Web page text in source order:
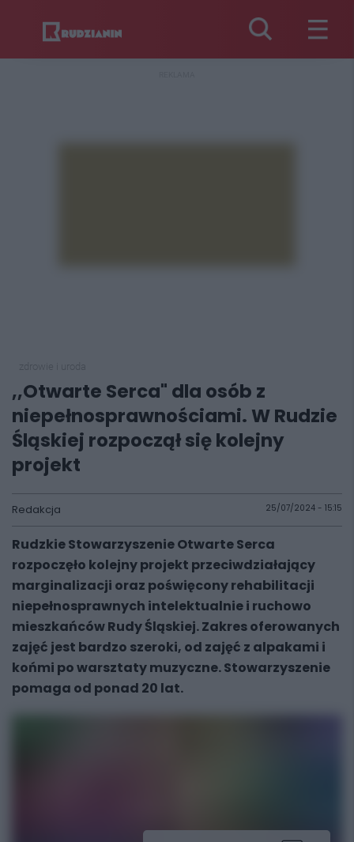
,,Otwarte Serca" dla osób z
niepełnosprawnościami. W Rudzie
Śląskiej rozpoczął się kolejny
projekt
Redakcja 25/07/2024 - 15:15
Rudzkie Stowarzyszenie Otwarte Serca
rozpoczęło kolejny projekt przeciwdziałający
marginalizacji oraz poświęcony rehabilitacji
niepełnosprawnych intelektualnie i ruchowo
mieszkańców Rudy Śląskiej. Zakres oferowanych
zajęć jest bardzo szeroki, od zajęć z alpakami i
końmi po warsztaty muzyczne. Stowarzyszenie
pomaga od ponad 20 lat.